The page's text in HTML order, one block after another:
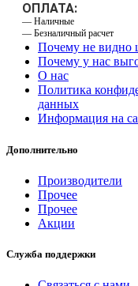
ОПЛАТА:
— Наличные
— Безналичный расчет
Почему не видно
Почему у нас
О нас
Политика
данных
Информация на
Дополнительно
Производители
Прочее
Прочее
Акции
Служба поддержки